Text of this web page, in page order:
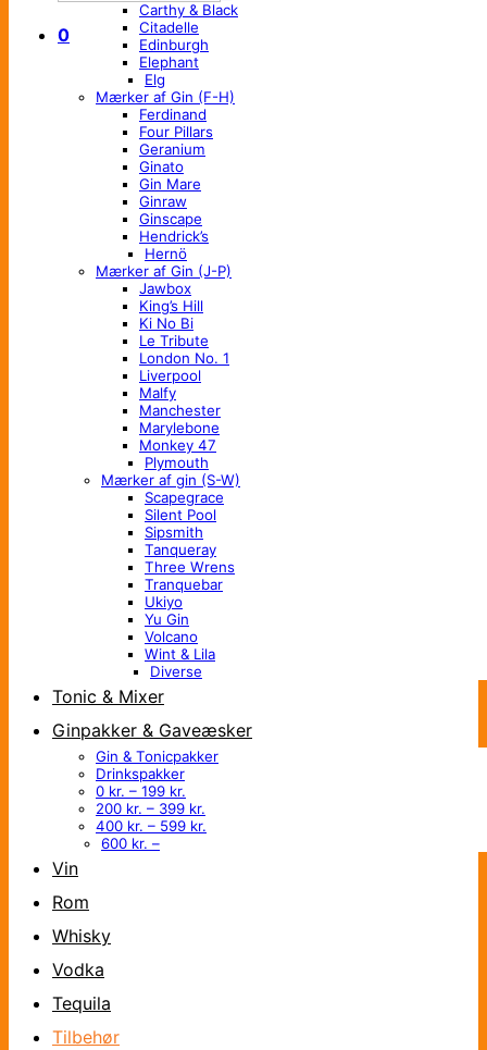
0
Carthy & Black
Citadelle
Edinburgh
Elephant
Elg
Mærker af Gin (F-H)
Ferdinand
Four Pillars
Geranium
Ginato
Gin Mare
Ginraw
Ginscape
Hendrick’s
Hernö
Mærker af Gin (J-P)
Jawbox
King’s Hill
Ki No Bi
Le Tribute
London No. 1
Liverpool
Malfy
Manchester
Marylebone
Monkey 47
Plymouth
Mærker af gin (S-W)
Scapegrace
Silent Pool
Sipsmith
Tanqueray
Three Wrens
Tranquebar
Ukiyo
Yu Gin
Volcano
Wint & Lila
Diverse
Tonic & Mixer
Ginpakker & Gaveæsker
Gin & Tonicpakker
Drinkspakker
0 kr. – 199 kr.
200 kr. – 399 kr.
400 kr. – 599 kr.
600 kr. –
Vin
Rom
Whisky
Vodka
Tequila
Tilbehør